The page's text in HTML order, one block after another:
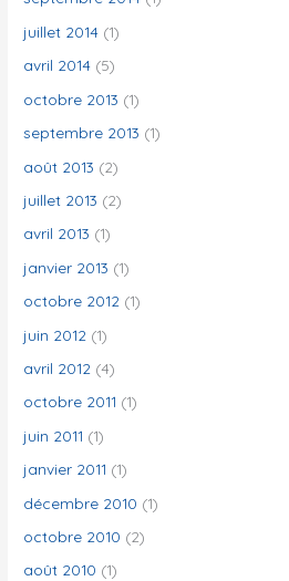
juillet 2014 (1)
avril 2014 (5)
octobre 2013 (1)
septembre 2013 (1)
août 2013 (2)
juillet 2013 (2)
avril 2013 (1)
janvier 2013 (1)
octobre 2012 (1)
juin 2012 (1)
avril 2012 (4)
octobre 2011 (1)
juin 2011 (1)
janvier 2011 (1)
décembre 2010 (1)
octobre 2010 (2)
août 2010 (1)